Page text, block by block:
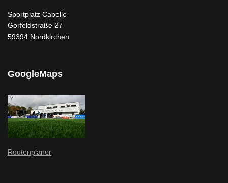
Sportplatz Capelle
Gorfeldstraße 27
59394 Nordkirchen
GoogleMaps
Routenplaner